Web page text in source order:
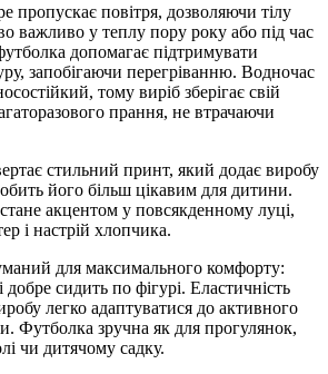
пропускає повітря, дозволяючи тілу
важливо у теплу пору року або під час
допомагає підтримувати
запобігаючи перегріванню. Водночас
тому виріб зберігає свій
прання, не втрачаючи
стильний принт, який додає виробу
його більш цікавим для дитини.
акцентом у повсякденному луці,
і настрій хлопчика.
для максимального комфорту:
добре сидить по фігурі. Еластичність
легко адаптуватися до активного
Футболка зручна як для прогулянок,
чи дитячому садку.